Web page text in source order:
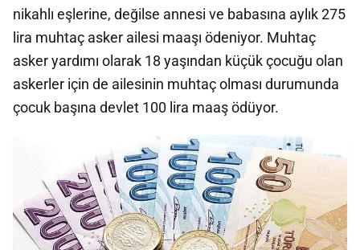
nikahlı eşlerine, değilse annesi ve babasına aylık 275
lira muhtaç asker ailesi maaşı ödeniyor. Muhtaç
asker yardımı olarak 18 yaşından küçük çocuğu olan
askerler için de ailesinin muhtaç olması durumunda
çocuk başına devlet 100 lira maaş ödüyor.